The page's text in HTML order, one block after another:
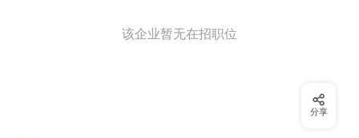
该企业暂无在招职位
分享